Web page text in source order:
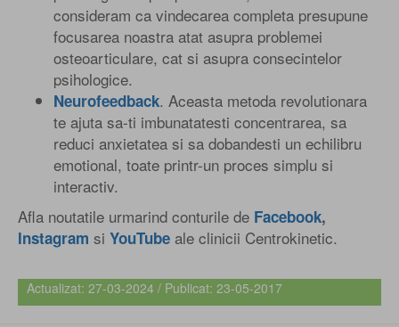
consideram ca vindecarea completa presupune
focusarea noastra atat asupra problemei
osteoarticulare, cat si asupra consecintelor
psihologice.
Neurofeedback. Aceasta metoda revolutionara
te ajuta sa-ti imbunatatesti concentrarea, sa
reduci anxietatea si sa dobandesti un echilibru
emotional, toate printr-un proces simplu si
interactiv.
Afla noutatile urmarind conturile de Facebook,
Instagram si YouTube ale clinicii Centrokinetic.
Actualizat: 27-03-2024 / Publicat: 23-05-2017